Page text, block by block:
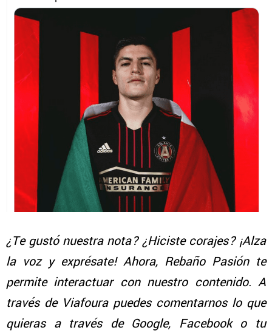
¿Te gustó nuestra nota? ¿Hiciste corajes? ¡Alza
la voz y exprésate! Ahora, Rebaño Pasión te
permite interactuar con nuestro contenido. A
través de Viafoura puedes comentarnos lo que
quieras a través de Google, Facebook o tu